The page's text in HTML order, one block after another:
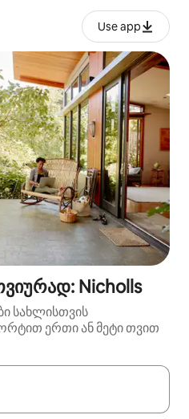
Use app
Nicholls
სახლისთვის
ერთი ან მეტი თვით
გახდება, ნავიგაციისთვის